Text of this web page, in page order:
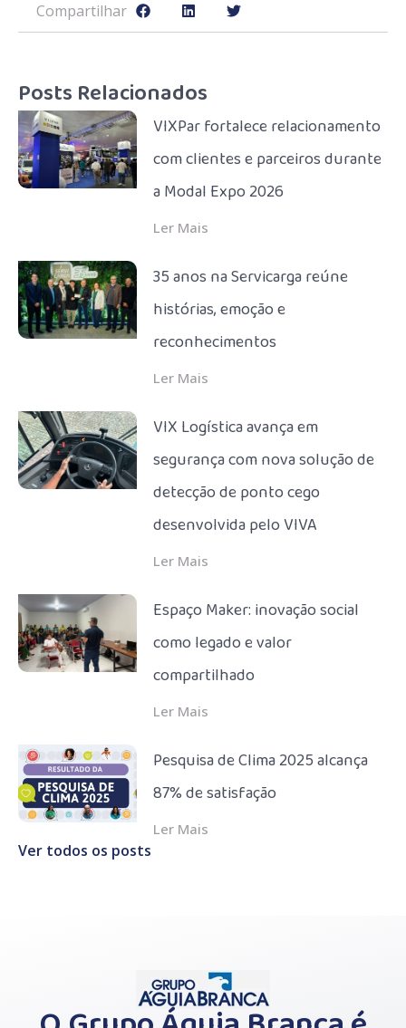
Compartilhar
Posts Relacionados
VIXPar fortalece relacionamento
com clientes e parceiros durante
a Modal Expo 2026
Ler Mais
35 anos na Servicarga reúne
histórias, emoção e
reconhecimentos
Ler Mais
VIX Logística avança em
segurança com nova solução de
detecção de ponto cego
desenvolvida pelo VIVA
Ler Mais
Espaço Maker: inovação social
como legado e valor
compartilhado
Ler Mais
Pesquisa de Clima 2025 alcança
87% de satisfação
Ler Mais
Ver todos os posts